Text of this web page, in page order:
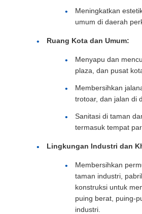
Meningkatkan
umum di daerah
Ruang Kota dan Umum:
Menyapu dan
plaza, dan pusat
Membersihkan
trotoar, dan jalan di
Sanitasi di taman
termasuk tempat
Lingkungan Industri dan
Membersihkan
taman industri,
konstruksi untuk
puing berat, puing-
industri.